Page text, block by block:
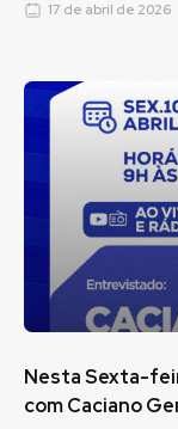
17 de abril de 2026
Nesta Sexta-
com Caciano